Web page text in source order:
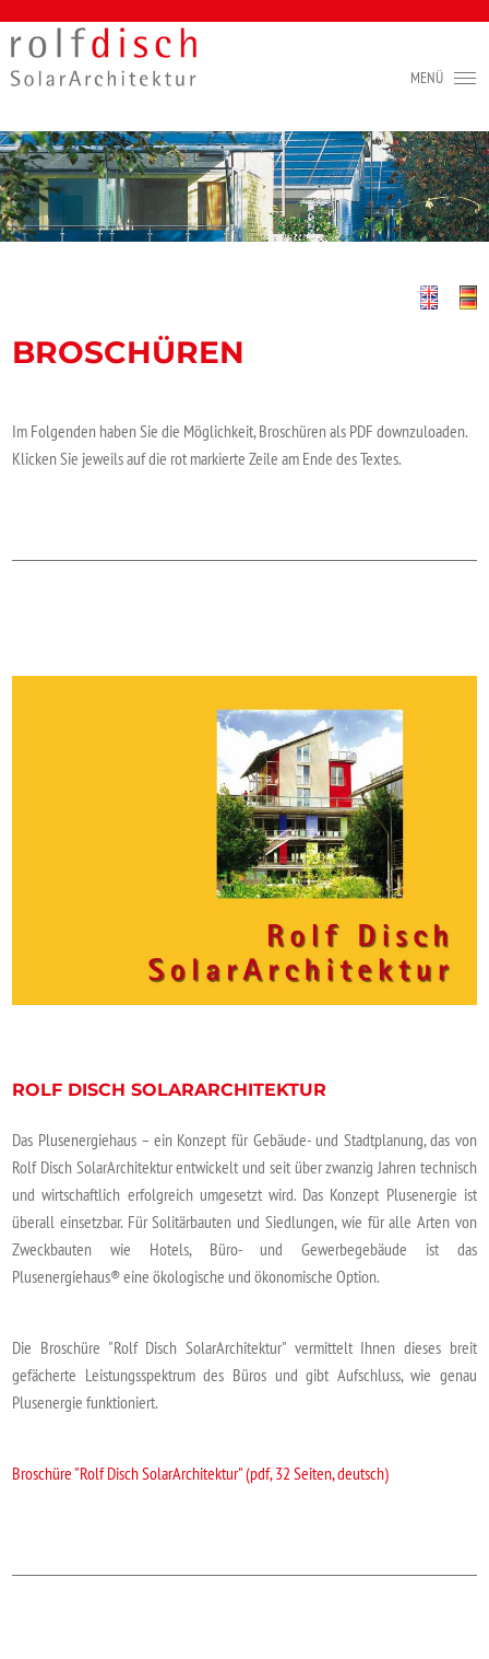
BROSCHÜREN
Im Folgenden haben Sie die Möglichkeit, Broschüren als PDF downzuloaden.
Klicken Sie jeweils auf die rot markierte Zeile am Ende des Textes.
ROLF DISCH SOLARARCHITEKTUR
Das Plusenergiehaus – ein Konzept für Gebäude- und Stadtplanung, das von
Rolf Disch SolarArchitektur entwickelt und seit über zwanzig Jahren technisch
und wirtschaftlich erfolgreich umgesetzt wird. Das Konzept Plusenergie ist
überall einsetzbar. Für Solitärbauten und Siedlungen, wie für alle Arten von
Zweckbauten wie Hotels, Büro- und Gewerbegebäude ist das
Plusenergiehaus® eine ökologische und ökonomische Option.
Die Broschüre "Rolf Disch SolarArchitektur" vermittelt Ihnen dieses breit
gefächerte Leistungsspektrum des Büros und gibt Aufschluss, wie genau
Plusenergie funktioniert.
Broschüre "Rolf Disch SolarArchitektur" (pdf, 32 Seiten, deutsch)